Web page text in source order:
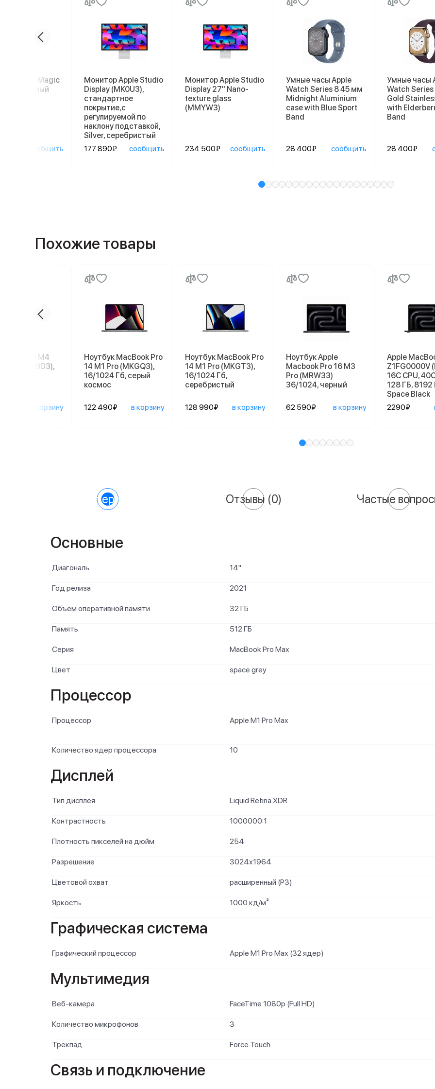
Apple Magic
2, белый
сообщить
Монитор Apple Studio
Display (MK0U3),
стандартное
покрытие,с
регулируемой по
наклону подставкой,
Silver, серебристый
177 890₽
сообщить
Монитор Apple Studio
Display 27" Nano-
texture glass
(MMYW3)
234 500₽ сообщить
Умные часы Apple
Watch Series 8 45 мм
Midnight Aluminium
case with Blue Sport
Band
28 400₽ сообщить
Умные часы
Watch
Gold
with
Band
28 400₽
Похожие товары
Mac mini M4
ГБ (MU9D3),
в корзину
Ноутбук MacBook Pro
14 M1 Pro (MKGQ3),
16/1024 Гб, серый
космос
122 490₽ в корзину
Ноутбук MacBook Pro
14 M1 Pro (MKGT3),
16/1024 Гб,
серебристый
128 990₽ в корзину
Ноутбук Apple
Macbook Pro 16 M3
Pro (MRW33)
36/1024, черный
62 590₽ в корзину
Apple
Z1FG0000V
16C CPU,
128 ГБ, 8192
Space Black
2290₽
Характеристики Отзывы (0) Частые
Основные
Диагональ 14"
Год релиза 2021
Объем оперативной памяти 32 ГБ
Память 512 ГБ
Серия MacBook Pro Max
Цвет space grey
Процессор
Процессор Apple M1 Pro Max
Количество ядер процессора 10
Дисплей
Тип дисплея Liquid Retina XDR
Контрастность 1000000:1
Плотность пикселей на дюйм 254
Разрешение 3024x1964
Цветовой охват расширенный (P3)
Яркость 1000 кд/м²
Графическая система
Графический процессор Apple M1 Pro Max (32 ядер)
Мультимедия
Веб-камера FaceTime 1080p (Full HD)
Количество микрофонов 3
Трекпад Force Touch
Связь и подключение